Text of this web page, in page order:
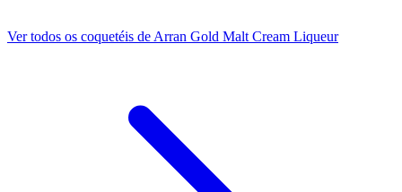
Ver todos os coquetéis de Arran Gold Malt Cream Liqueur